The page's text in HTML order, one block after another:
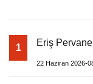
1 Eriş
22 Haziran 2026-